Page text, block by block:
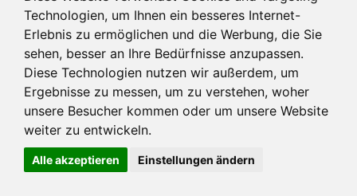
Technologien, um Ihnen ein besseres Internet-
Erlebnis zu ermöglichen und die Werbung, die Sie
sehen, besser an Ihre Bedürfnisse anzupassen.
Diese Technologien nutzen wir außerdem, um
Ergebnisse zu messen, um zu verstehen, woher
unsere Besucher kommen oder um unsere Website
weiter zu entwickeln.
Alle akzeptieren Einstellungen ändern
D
Impressum und mehr